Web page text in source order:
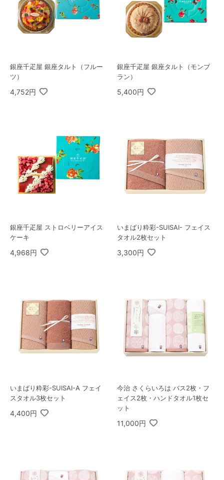
銀座千疋屋 銀座タルト（フルー
ツ）
4,752円
銀座千疋屋 銀座タルト（モンブ
ラン）
5,400円
銀座千疋屋 ストロベリーアイス
ケーキ
4,968円
いまばり粋彩-SUISAI- フェイス
タオル2枚セット
3,300円
いまばり粋彩-SUISAI-A フェイ
スタオル3枚セット
4,400円
今治 さくらいろは バス2枚・フ
ェイス2枚・ハンドタオル1枚セ
ット
11,000円